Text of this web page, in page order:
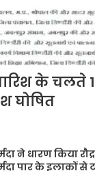
बारिश के
घोषित
ने धारण किया
पार के इलाकों से